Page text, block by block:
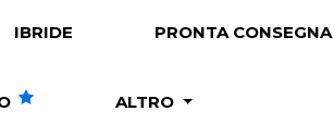
IBRIDE PRONTA CONSEGNA
ALTRO